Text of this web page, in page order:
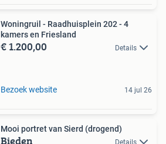
Woningruil - Raadhuisplein 202 - 4
kamers en Friesland
€ 1.200,00 Details
Bezoek website 14 jul 26
Mooi portret van Sierd (drogend)
Details